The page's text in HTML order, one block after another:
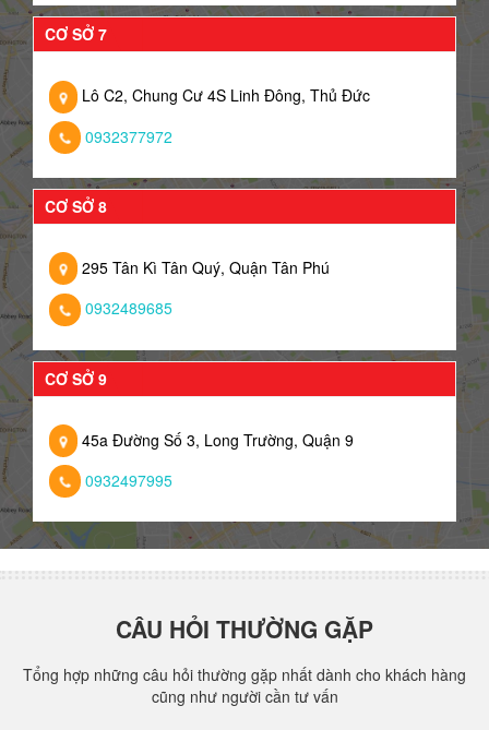
CƠ SỞ 7
Lô C2, Chung Cư 4S Linh Đông, Thủ Đức
0932377972
CƠ SỞ 8
295 Tân Kì Tân Quý, Quận Tân Phú
0932489685
CƠ SỞ 9
45a Đường Số 3, Long Trường, Quận 9
0932497995
CÂU HỎI THƯỜNG GẶP
Tổng hợp những câu hỏi thường gặp nhất dành cho khách hàng
cũng như người cần tư vấn